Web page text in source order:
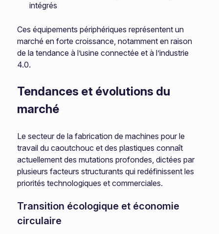
intégrés
Ces équipements périphériques représentent un
marché en forte croissance, notamment en raison
de la tendance à l’usine connectée et à l’industrie
4.0.
Tendances et évolutions du
marché
Le secteur de la fabrication de machines pour le
travail du caoutchouc et des plastiques connaît
actuellement des mutations profondes, dictées par
plusieurs facteurs structurants qui redéfinissent les
priorités technologiques et commerciales.
Transition écologique et économie
circulaire